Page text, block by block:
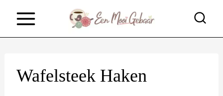
Wafelsteek Haken